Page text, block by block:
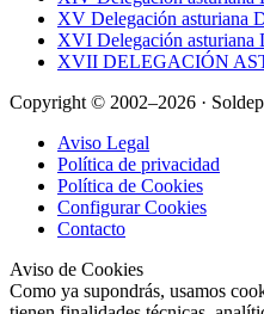
XV Delegación asturiana
XVI Delegación
XVII DELEGACIÓN
Copyright © 2002–2026 ·
Aviso Legal
Política de privacidad
Política de Cookies
Configurar Cookies
Contacto
Aviso de Cookies
Como ya supondrás, usamos